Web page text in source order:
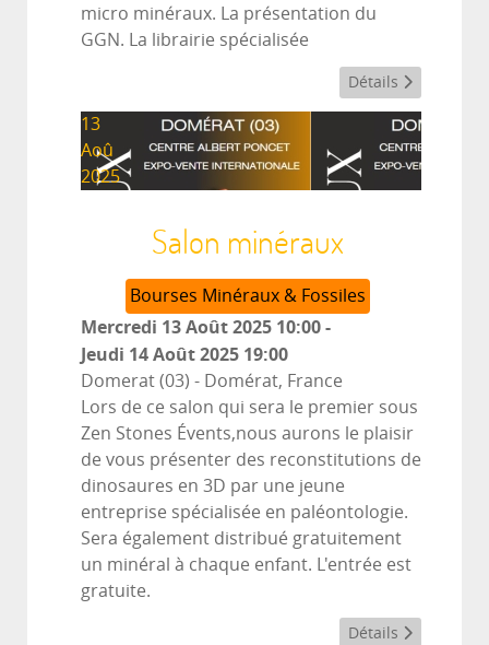
micro minéraux. La présentation du
GGN. La librairie spécialisée
Détails
13
Aoû
2025
Salon minéraux
Bourses Minéraux & Fossiles
Mercredi 13 Août 2025 10:00-
Jeudi 14 Août 2025 19:00
Domerat (03) - Domérat, France
Lors de ce salon qui sera le premier sous
Zen Stones Évents,nous aurons le plaisir
de vous présenter des reconstitutions de
dinosaures en 3D par une jeune
entreprise spécialisée en paléontologie.
Sera également distribué gratuitement
un minéral à chaque enfant. L'entrée est
gratuite.
Détails